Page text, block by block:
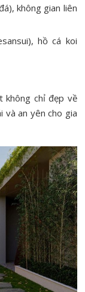
không gian liên
hồ cá koi
không chỉ đẹp về
và an yên cho gia